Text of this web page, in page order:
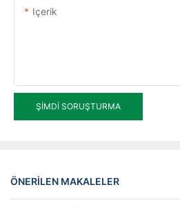
Içerik
ŞIMDI SORUŞTURMA
ÖNERILEN MAKALELER